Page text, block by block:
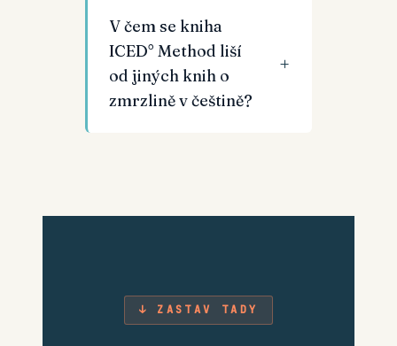
V čem se kniha
ICED° Method liší
od jiných knih o
zmrzlině v češtině?
↓ ZASTAV TADY